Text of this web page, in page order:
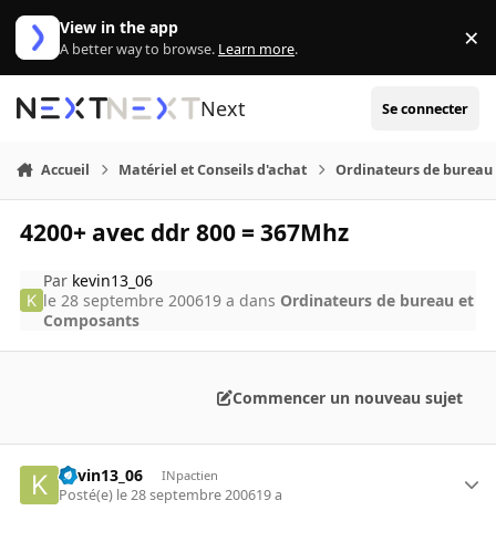
Aller au contenu
View in the app
A better way to browse. Learn more. ×
Next Se connecter
Accueil Matériel et Conseils d'achat Ordinateurs de bureau
4200+ avec ddr 800 = 367Mhz
Par kevin13_06
le 28 septembre 200619 a dans Ordinateurs de bureau et
Composants
Commencer un nouveau sujet
kevin13_06 INpactien
Posté(e) le 28 septembre 200619 a